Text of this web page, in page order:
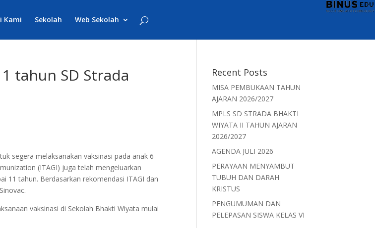
Kami Sekolah Web Sekolah
tahun SD Strada
segera melaksanakan vaksinasi pada anak 6
(ITAGI) juga telah mengeluarkan
11 tahun. Berdasarkan rekomendasi ITAGI dan
vaksinasi di Sekolah Bhakti Wiyata mulai
Recent Posts
MISA PEMBUKAAN TAHUN
AJARAN 2026/2027
MPLS SD STRADA BHAKTI
WIYATA II TAHUN AJARAN
2026/2027
AGENDA JULI 2026
PERAYAAN MENYAMBUT
TUBUH DAN DARAH
KRISTUS
PENGUMUMAN DAN
PELEPASAN SISWA KELAS VI